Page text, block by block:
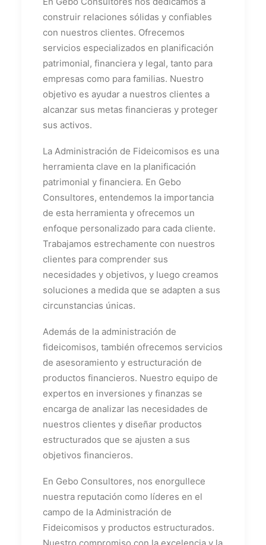
construir relaciones sólidas y confiables
con nuestros clientes. Ofrecemos
servicios especializados en planificación
patrimonial, financiera y legal, tanto para
empresas como para familias. Nuestro
objetivo es ayudar a nuestros clientes a
alcanzar sus metas financieras y proteger
sus activos.
La Administración de Fideicomisos es una
herramienta clave en la planificación
patrimonial y financiera. En Gebo
Consultores, entendemos la importancia
de esta herramienta y ofrecemos un
enfoque personalizado para cada cliente.
Trabajamos estrechamente con nuestros
clientes para comprender sus
necesidades y objetivos, y luego creamos
soluciones a medida que se adapten a sus
circunstancias únicas.
Además de la administración de
fideicomisos, también ofrecemos servicios
de asesoramiento y estructuración de
productos financieros. Nuestro equipo de
expertos en inversiones y finanzas se
encarga de analizar las necesidades de
nuestros clientes y diseñar productos
estructurados que se ajusten a sus
objetivos financieros.
En Gebo Consultores, nos enorgullece
nuestra reputación como líderes en el
campo de la Administración de
Fideicomisos y productos estructurados.